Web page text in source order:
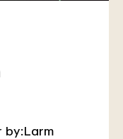
by:Larm